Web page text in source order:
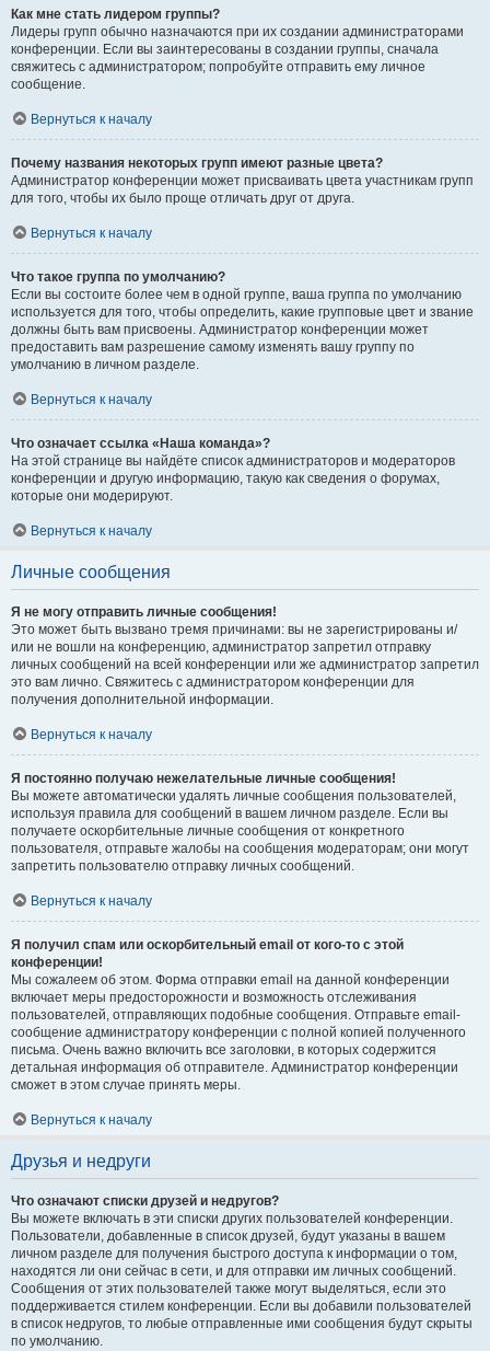
Как мне стать лидером группы?
Лидеры групп обычно назначаются при их создании администраторами
конференции. Если вы заинтересованы в создании группы, сначала
свяжитесь с администратором; попробуйте отправить ему личное
сообщение.
Вернуться к началу
Почему названия некоторых групп имеют разные цвета?
Администратор конференции может присваивать цвета участникам групп
для того, чтобы их было проще отличать друг от друга.
Вернуться к началу
Что такое группа по умолчанию?
Если вы состоите более чем в одной группе, ваша группа по умолчанию
используется для того, чтобы определить, какие групповые цвет и звание
должны быть вам присвоены. Администратор конференции может
предоставить вам разрешение самому изменять вашу группу по
умолчанию в личном разделе.
Вернуться к началу
Что означает ссылка «Наша команда»?
На этой странице вы найдёте список администраторов и модераторов
конференции и другую информацию, такую как сведения о форумах,
которые они модерируют.
Вернуться к началу
Личные сообщения
Я не могу отправить личные сообщения!
Это может быть вызвано тремя причинами: вы не зарегистрированы и/
или не вошли на конференцию, администратор запретил отправку
личных сообщений на всей конференции или же администратор запретил
это вам лично. Свяжитесь с администратором конференции для
получения дополнительной информации.
Вернуться к началу
Я постоянно получаю нежелательные личные сообщения!
Вы можете автоматически удалять личные сообщения пользователей,
используя правила для сообщений в вашем личном разделе. Если вы
получаете оскорбительные личные сообщения от конкретного
пользователя, отправьте жалобы на сообщения модераторам; они могут
запретить пользователю отправку личных сообщений.
Вернуться к началу
Я получил спам или оскорбительный email от кого-то с этой
конференции!
Мы сожалеем об этом. Форма отправки email на данной конференции
включает меры предосторожности и возможность отслеживания
пользователей, отправляющих подобные сообщения. Отправьте email-
сообщение администратору конференции с полной копией полученного
письма. Очень важно включить все заголовки, в которых содержится
детальная информация об отправителе. Администратор конференции
сможет в этом случае принять меры.
Вернуться к началу
Друзья и недруги
Что означают списки друзей и недругов?
Вы можете включать в эти списки других пользователей конференции.
Пользователи, добавленные в список друзей, будут указаны в вашем
личном разделе для получения быстрого доступа к информации о том,
находятся ли они сейчас в сети, и для отправки им личных сообщений.
Сообщения от этих пользователей также могут выделяться, если это
поддерживается стилем конференции. Если вы добавили пользователей
в список недругов, то любые отправленные ими сообщения будут скрыты
по умолчанию.